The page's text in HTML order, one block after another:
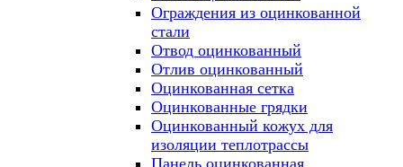
Ограждения из оцинкованной
стали
Отвод оцинкованный
Отлив оцинкованный
Оцинкованная сетка
Оцинкованные грядки
Оцинкованный кожух для
изоляции теплотрассы
Панель оцинкованная